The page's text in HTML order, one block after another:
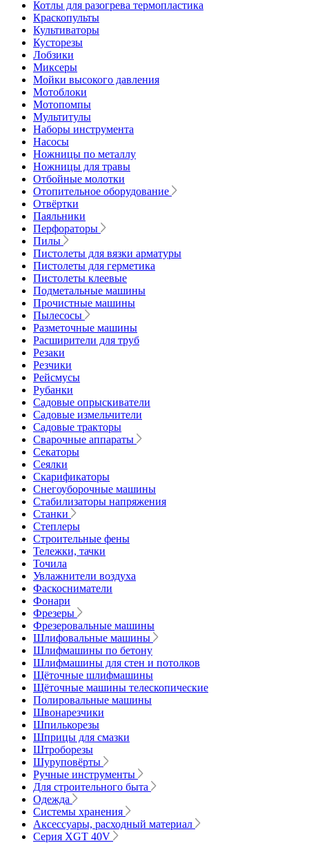
Котлы для разогрева термопластика
Краскопульты
Культиваторы
Кусторезы
Лобзики
Миксеры
Мойки высокого давления
Мотоблоки
Мотопомпы
Мультитулы
Наборы инструмента
Насосы
Ножницы по металлу
Ножницы для травы
Отбойные молотки
Отопительное оборудование
Отвёртки
Паяльники
Перфораторы
Пилы
Пистолеты для вязки арматуры
Пистолеты для герметика
Пистолеты клеевые
Подметальные машины
Прочистные машины
Пылесосы
Разметочные машины
Расширители для труб
Резаки
Резчики
Рейсмусы
Рубанки
Садовые опрыскиватели
Садовые измельчители
Садовые тракторы
Сварочные аппараты
Секаторы
Сеялки
Скарификаторы
Снегоуборочные машины
Стабилизаторы напряжения
Станки
Степлеры
Строительные фены
Тележки, тачки
Точила
Увлажнители воздуха
Фаскосниматели
Фонари
Фрезеры
Фрезеровальные машины
Шлифовальные машины
Шлифмашины по бетону
Шлифмашины для стен и потолков
Щёточные шлифмашины
Щёточные машины телескопические
Полировальные машины
Швонарезчики
Шпилькорезы
Шприцы для смазки
Штроборезы
Шуруповёрты
Ручные инструменты
Для строительного быта
Одежда
Системы хранения
Аксессуары, расходный материал
Серия XGT 40V